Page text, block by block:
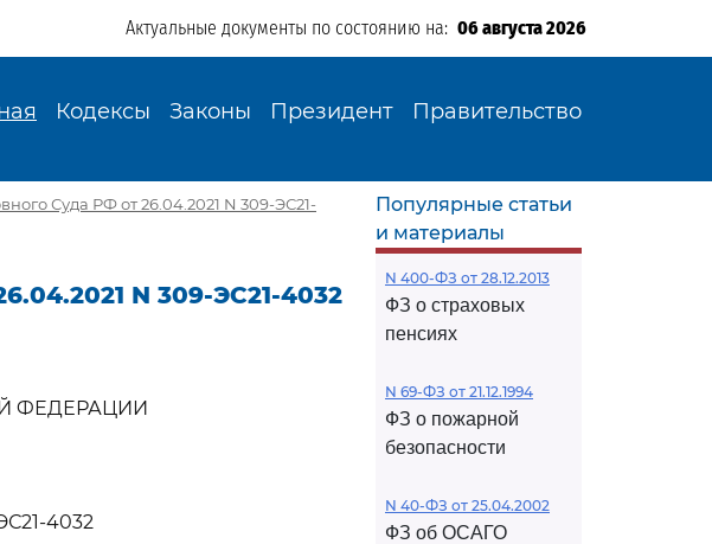
Актуальные документы по состоянию на: 06 августа 2026
Кодексы Законы Президент Правительство
Суда РФ от 26.04.2021 N 309-ЭС21-
N 309-ЭС21-4032
ФЕДЕРАЦИИ
4032
Популярные статьи
и материалы
N 400-ФЗ от 28.12.2013
ФЗ о страховых
пенсиях
N 69-ФЗ от 21.12.1994
ФЗ о пожарной
безопасности
N 40-ФЗ от 25.04.2002
ФЗ об ОСАГО